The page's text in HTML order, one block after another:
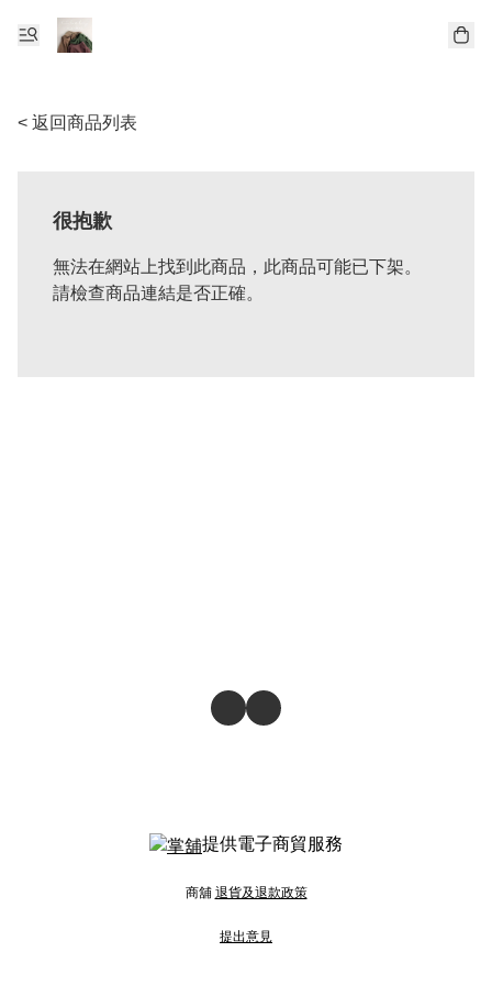
< 返回商品列表
很抱歉
無法在網站上找到此商品，此商品可能已下架。
請檢查商品連結是否正確。
提供電子商貿服務
商舖 退貨及退款政策
提出意見